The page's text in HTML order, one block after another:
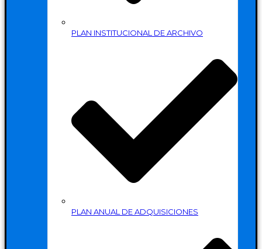
PLAN INSTITUCIONAL DE ARCHIVO
PLAN ANUAL DE ADQUISICIONES